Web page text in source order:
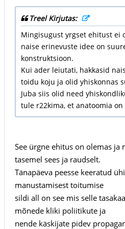
Treel Kirjutas:
Mingisugust yrgset ehitust ei
naise erinevuste idee on
konstruktsioon.
Kui ader leiutati, hakkasid
toidu koju ja olid yhiskonnas
Juba siis olid need
tule r22kima, et anatoomia on
See ürgne ehitus on olemas ja
tasemel sees ja raudselt.
Tänapäeva peesse keeratud
manustamisest toitumise
sildi all on see mis selle
mõnede kliki poliitikute ja
nende käskijate pidev